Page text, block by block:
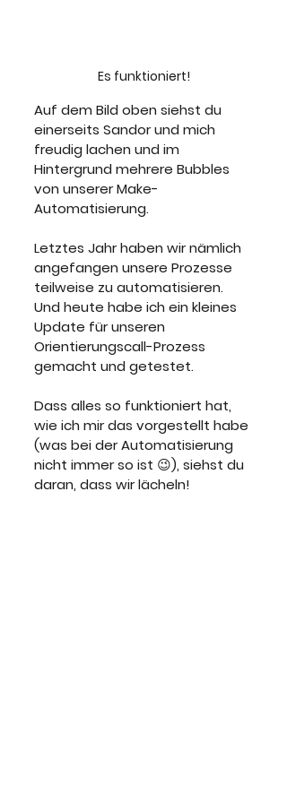
Es funktioniert!
Auf dem Bild oben siehst du
einerseits Sandor und mich
freudig lachen und im
Hintergrund mehrere Bubbles
von unserer Make-
Automatisierung.
Letztes Jahr haben wir nämlich
angefangen unsere Prozesse
teilweise zu automatisieren.
Und heute habe ich ein kleines
Update für unseren
Orientierungscall-Prozess
gemacht und getestet.
Dass alles so funktioniert hat,
wie ich mir das vorgestellt habe
(was bei der Automatisierung
nicht immer so ist 😉), siehst du
daran, dass wir lächeln!